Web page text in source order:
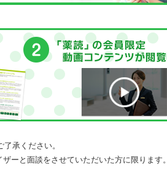
承ください。
ーと面談をさせていただいた方に限ります。